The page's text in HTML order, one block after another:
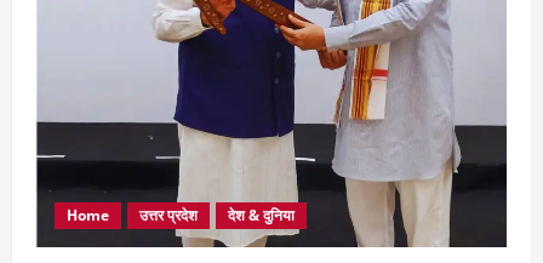
Home उत्तर प्रदेश देश & दुनिया